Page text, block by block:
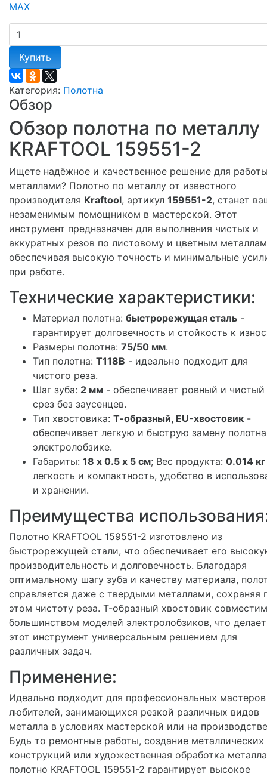
Купить
Категория: Полотна
Обзор
Обзор полотна по металлу
KRAFTOOL 159551-2
Ищете надёжное и качественное решение для
металлами? Полотно по металлу от известного
производителя Kraftool, артикул 159551-2, станет
незаменимым помощником в мастерской. Этот
инструмент предназначен для выполнения чистых и
аккуратных резов по листовому и цветным
обеспечивая высокую точность и минимальные
при работе.
Технические характеристики:
Материал полотна: быстрорежущая сталь -
гарантирует долговечность и стойкость к
Размеры полотна: 75/50 мм.
Тип полотна: T118B - идеально подходит для
чистого реза.
Шаг зуба: 2 мм - обеспечивает ровный и чистый
срез без заусенцев.
Тип хвостовика: Т-образный, EU-хвостовик -
обеспечивает легкую и быструю замену
электролобзике.
Габариты: 18 х 0.5 х 5 см; Вес продукта: 0.014 кг
легкость и компактность, удобство в
и хранении.
Преимущества
Полотно KRAFTOOL 159551-2 изготовлено из
быстрорежущей стали, что обеспечивает его
производительность и долговечность. Благодаря
оптимальному шагу зуба и качеству материала,
справляется даже с твердыми металлами, сохраняя
этом чистоту реза. Т-образный хвостовик
большинством моделей электролобзиков, что делает
этот инструмент универсальным решением для
различных задач.
Применение:
Идеально подходит для профессиональных
любителей, занимающихся резкой различных видов
металла в условиях мастерской или на
Будь то ремонтные работы, создание металлических
конструкций или художественная обработка
полотно KRAFTOOL 159551-2 гарантирует высокое